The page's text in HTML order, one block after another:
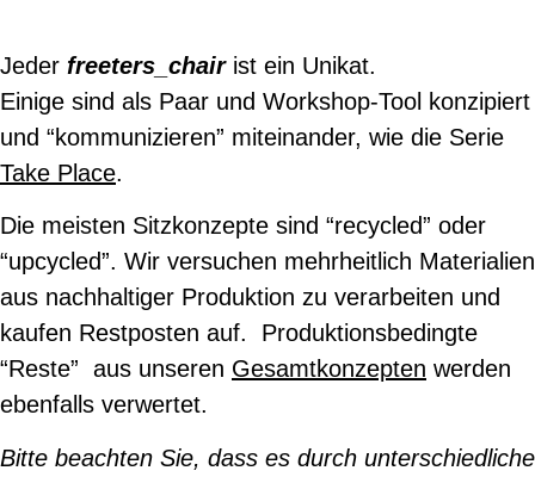
Jeder freeters_chairist ein Unikat.
Einige sind als Paar und Workshop-Tool konzipiert
und “kommunizieren” miteinander, wie die Serie
Take Place.
Die meisten Sitzkonzepte sind “recycled” oder
“upcycled”. Wir versuchen mehrheitlich Materialien
aus nachhaltiger Produktion zu verarbeiten und
kaufen Restposten auf. Produktionsbedingte
“Reste” aus unseren Gesamtkonzepten werden
ebenfalls verwertet.
Bitte beachten Sie, dass es durch unterschiedliche